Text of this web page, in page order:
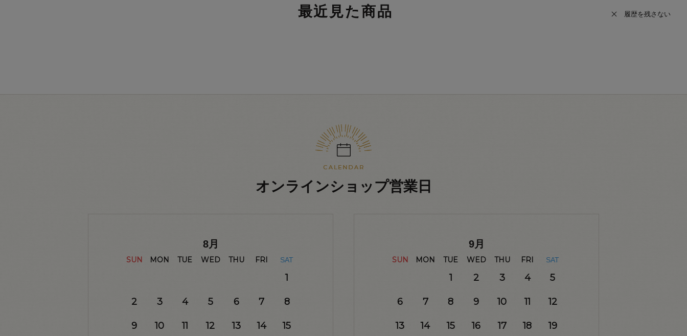
最近見た商品 履歴を残さない
オンラインショップ営業日
8月
SUN MON TUE WED THU FRI SAT
1
2 3 4 5 6 7 8
9 10 11 12 13 14 15
9月
SUN MON TUE WED THU FRI SAT
1 2 3 4 5
6 7 8 9 10 11 12
13 14 15 16 17 18 19